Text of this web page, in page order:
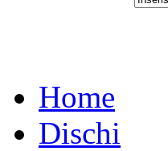
Home
Dischi